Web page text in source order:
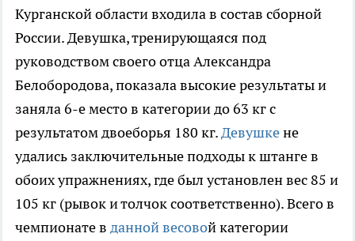
Курганской области входила в состав сборной
России. Девушка, тренирующаяся под
руководством своего отца Александра
Белобородова, показала высокие результаты и
заняла 6-е место в категории до 63 кг с
результатом двоеборья 180 кг.Девушкене
удались заключительные подходы к штанге в
обоих упражнениях, где был установлен вес 85 и
105 кг (рывок и толчок соответственно). Всего в
чемпионате в данной весовой категории